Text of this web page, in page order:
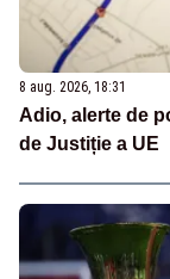
8 aug. 2026, 18:31
Adio, alerte de
de Justiție a UE